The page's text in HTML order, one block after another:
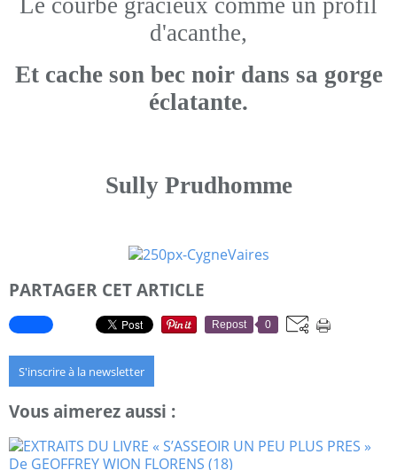
Le courbe gracieux comme un profil
d'acanthe,
Et cache son bec noir dans sa gorge
éclatante.
Sully Prudhomme
PARTAGER CET ARTICLE
Repost 0
S'inscrire à la newsletter
Vous aimerez aussi :